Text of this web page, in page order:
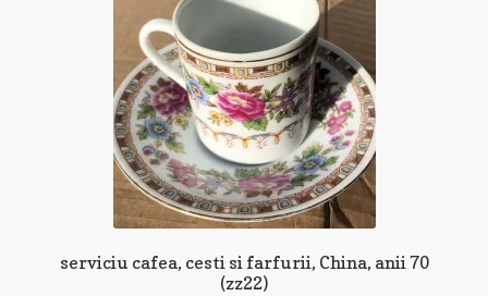
serviciu cafea, cesti si farfurii, China, anii 70
(zz22)